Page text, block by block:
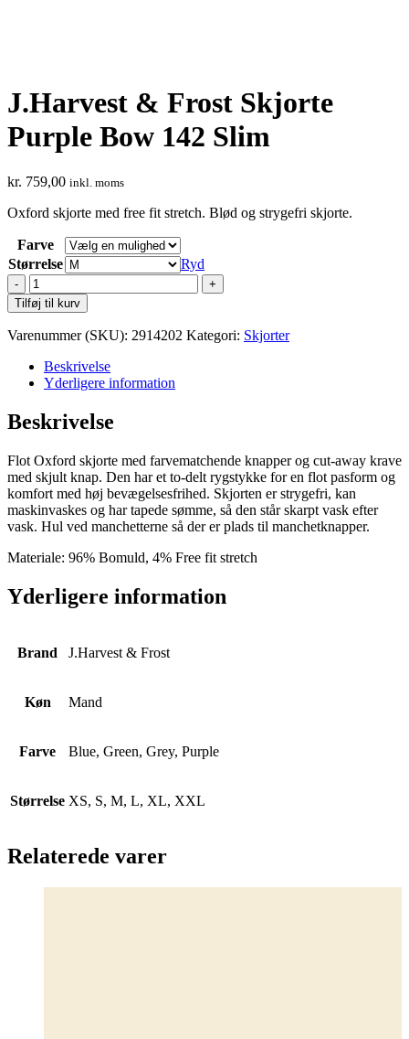
J.Harvest & Frost Skjorte
Purple Bow 142 Slim
kr. 759,00 inkl. moms
Oxford skjorte med free fit stretch. Blød og strygefri skjorte.
Farve
Størrelse
Ryd
J.Harvest
&
Frost
Skjorte
Bow
142
antal
Tilføj til kurv
Varenummer (SKU): 2914202 Kategori: Skjorter
Beskrivelse
Yderligere information
Beskrivelse
Flot Oxford skjorte med farvematchende knapper og cut-away krave
med skjult knap. Den har et to-delt rygstykke for en flot pasform og
komfort med høj bevægelsesfrihed. Skjorten er strygefri, kan
maskinvaskes og har tapede sømme, så den står skarpt vask efter
vask. Hul ved manchetterne så der er plads til manchetknapper.
Materiale: 96% Bomuld, 4% Free fit stretch
Yderligere information
Brand J.Harvest & Frost
Køn Mand
Farve Blue, Green, Grey, Purple
Størrelse XS, S, M, L, XL, XXL
Relaterede varer